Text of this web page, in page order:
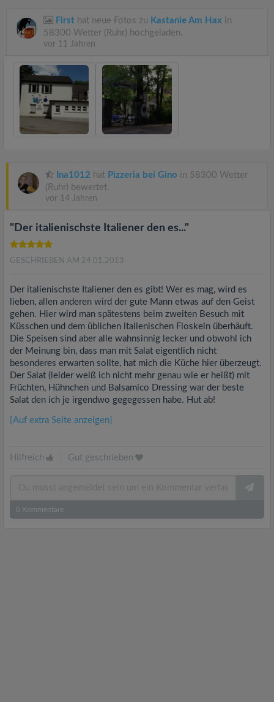
First hat neue Fotos zu Kastanie Am Hax in
58300 Wetter (Ruhr) hochgeladen.
vor 11 Jahren
Ina1012 hat Pizzeria bei Gino in 58300 Wetter
(Ruhr) bewertet.
vor 14 Jahren
"Der italienischste Italiener den es..."
GESCHRIEBEN AM 24.01.2013
Der italienischste Italiener den es gibt! Wer es mag, wird es
lieben, allen anderen wird der gute Mann etwas auf den Geist
gehen. Hier wird man spätestens beim zweiten Besuch mit
Küsschen und dem üblichen italienischen Floskeln überhäuft.
Die Speisen sind aber alle wahnsinnig lecker und obwohl ich
der Meinung bin, dass man mit Salat eigentlich nicht
besonderes erwarten sollte, hat mich die Küche hier überzeugt.
Der Salat (leider weiß ich nicht mehr genau wie er heißt) mit
Früchten, Hühnchen und Balsamico Dressing war der beste
Salat den ich je irgendwo gegegessen habe. Hut ab!
[Auf extra Seite anzeigen]
Hilfreich Gut geschrieben
0 Kommentare